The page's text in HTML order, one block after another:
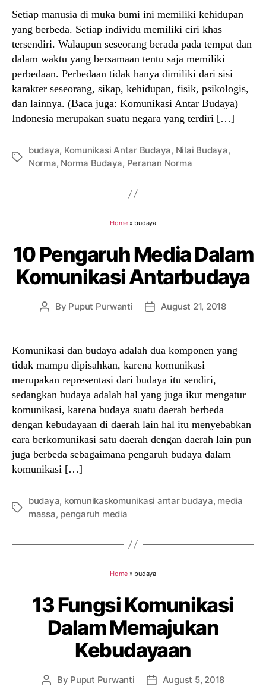
Setiap manusia di muka bumi ini memiliki kehidupan
yang berbeda. Setiap individu memiliki ciri khas
tersendiri. Walaupun seseorang berada pada tempat dan
dalam waktu yang bersamaan tentu saja memiliki
perbedaan. Perbedaan tidak hanya dimiliki dari sisi
karakter seseorang, sikap, kehidupan, fisik, psikologis,
dan lainnya. (Baca juga: Komunikasi Antar Budaya)
Indonesia merupakan suatu negara yang terdiri […]
Tags
budaya, Komunikasi Antar Budaya, Nilai Budaya,
Norma, Norma Budaya, Peranan Norma
Home » budaya
10 Pengaruh Media Dalam
Komunikasi Antarbudaya
Post
By Puput Purwanti
PostAugust 21, 2018
Komunikasi dan budaya adalah dua komponen yang
tidak mampu dipisahkan, karena komunikasi
merupakan representasi dari budaya itu sendiri,
sedangkan budaya adalah hal yang juga ikut mengatur
komunikasi, karena budaya suatu daerah berbeda
dengan kebudayaan di daerah lain hal itu menyebabkan
cara berkomunikasi satu daerah dengan daerah lain pun
juga berbeda sebagaimana pengaruh budaya dalam
komunikasi […]
Tags
budaya, komunikaskomunikasi antar budaya, media
massa, pengaruh media
Home » budaya
13 Fungsi Komunikasi
Dalam Memajukan
Kebudayaan
Post
By Puput Purwanti
PostAugust 5, 2018